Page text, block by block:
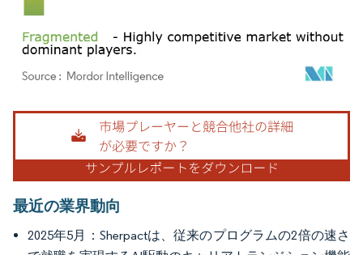
画像 © Mordor Intelligence。再利用にはCC BY 4.0の表示が必要です。
最近の業界動向
2025年5月：Sherpactは、従来のプログラムの2倍の速さ